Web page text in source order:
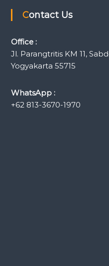
Contact Us
Office :
Jl. Parangtritis KM 11,
Yogyakarta 55715
WhatsApp :
+62 813-3670-1970